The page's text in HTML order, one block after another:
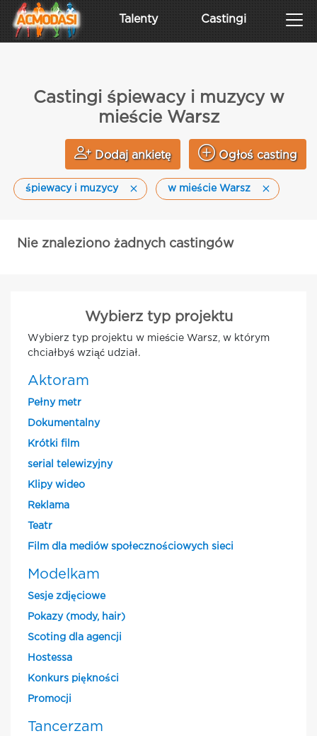
Talenty Castingi
Castingi śpiewacy i muzycy w
mieście Warsz
Dodaj ankietę Ogłoś casting
śpiewacy i muzycy w mieście Warsz
Nie znaleziono żadnych castingów
Wybierz typ projektu
Wybierz typ projektu w mieście Warsz, w którym
chciałbyś wziąć udział.
Aktoram
Pełny metr
Dokumentalny
Krótki film
serial telewizyjny
Klipy wideo
Reklama
Teatr
Film dla mediów społecznościowych sieci
Modelkam
Sesje zdjęciowe
Pokazy (mody, hair)
Scoting dla agencji
Hostessa
Konkurs piękności
Promocji
Tancerzam